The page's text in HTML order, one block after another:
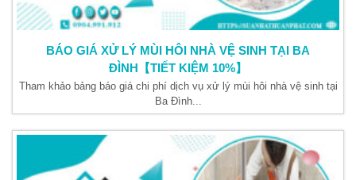
BÁO GIÁ XỬ LÝ MÙI HÔI NHÀ VỆ SINH TẠI BA
ĐÌNH【TIẾT KIỆM 10%】
Tham khảo bảng báo giá chi phí dịch vụ xử lý mùi hôi nhà vệ sinh tại
Ba Đình...